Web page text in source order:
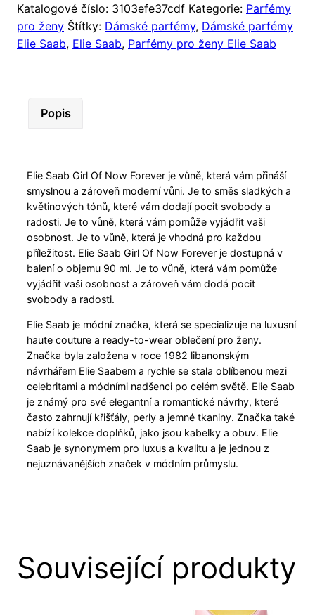
Katalogové číslo: 3103efe37cdf Kategorie: Parfémy
pro ženy Štítky: Dámské parfémy, Dámské parfémy
Elie Saab, Elie Saab, Parfémy pro ženy Elie Saab
Popis
Elie Saab Girl Of Now Forever je vůně, která vám přináší
smyslnou a zároveň moderní vůni. Je to směs sladkých a
květinových tónů, které vám dodají pocit svobody a
radosti. Je to vůně, která vám pomůže vyjádřit vaši
osobnost. Je to vůně, která je vhodná pro každou
příležitost. Elie Saab Girl Of Now Forever je dostupná v
balení o objemu 90 ml. Je to vůně, která vám pomůže
vyjádřit vaši osobnost a zároveň vám dodá pocit
svobody a radosti.
Elie Saab je módní značka, která se specializuje na luxusní
haute couture a ready-to-wear oblečení pro ženy.
Značka byla založena v roce 1982 libanonským
návrhářem Elie Saabem a rychle se stala oblíbenou mezi
celebritami a módními nadšenci po celém světě. Elie Saab
je známý pro své elegantní a romantické návrhy, které
často zahrnují křišťály, perly a jemné tkaniny. Značka také
nabízí kolekce doplňků, jako jsou kabelky a obuv. Elie
Saab je synonymem pro luxus a kvalitu a je jednou z
nejuznávanějších značek v módním průmyslu.
Související produkty